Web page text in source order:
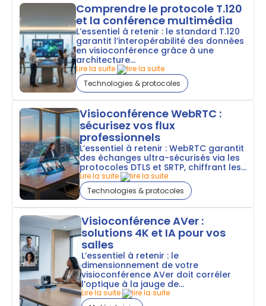
Comprendre le protocole T.120
et la conférence multimédia
L’essentiel à retenir : le standard T.120
garantit l’interopérabilité des données
en visioconférence grâce à une
architecture...
Lire la suite
Technologies & protocoles
Visioconférence WebRTC :
sécurisez vos flux
professionnels
L’essentiel à retenir : WebRTC garantit
des échanges ultra-sécurisés via les
protocoles DTLS et SRTP, chiffrant les...
Lire la suite
Technologies & protocoles
Visioconférence AVer :
solutions 4K et IA pour vos
salles
L’essentiel à retenir : le
dimensionnement de votre
visioconférence AVer doit corréler
l’optique à la jauge de...
Lire la suite